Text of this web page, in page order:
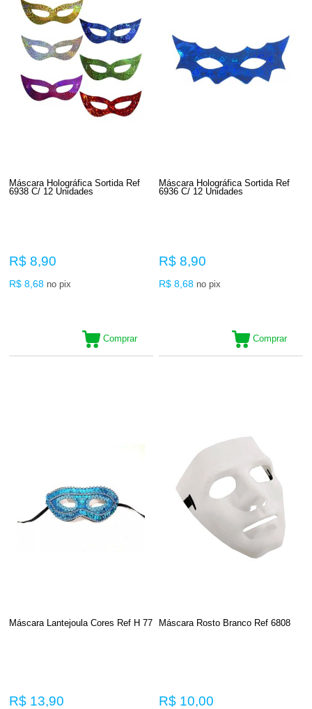
Máscara Holográfica Sortida Ref
6938 C/ 12 Unidades
R$ 8,90
R$ 8,68 no pix
Comprar
Máscara Holográfica Sortida Ref
6936 C/ 12 Unidades
R$ 8,90
R$ 8,68 no pix
Comprar
Máscara Lantejoula Cores Ref H 77
R$ 13,90
Máscara Rosto Branco Ref 6808
R$ 10,00